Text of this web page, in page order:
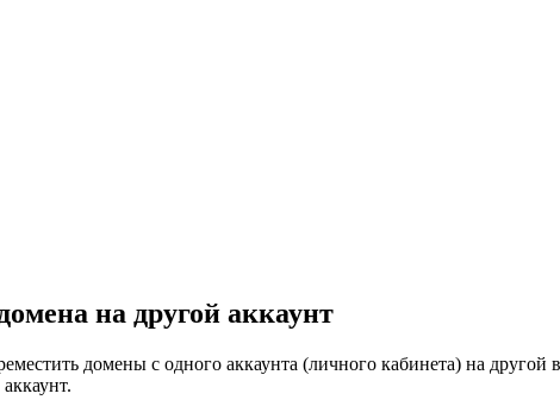
на другой аккаунт
домены с одного аккаунта (личного кабинета) на